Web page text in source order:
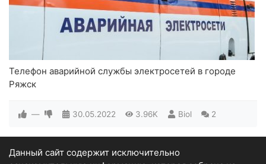
Телефон аварийной службы электросетей в городе
Ряжск
— 30.05.2022 3.96K Biol 2
Данный сайт содержит исключительно